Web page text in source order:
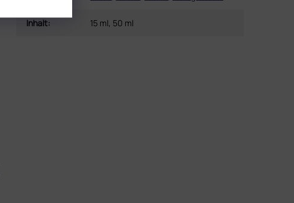
Inhalt: 15 ml, 50 ml